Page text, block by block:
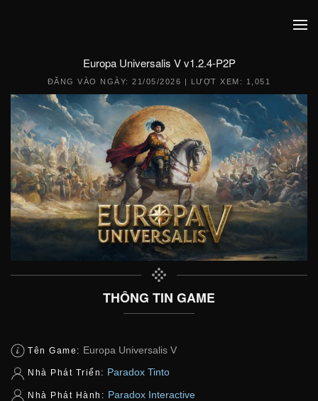
Europa Universalis V v1.2.4-P2P
ĐĂNG VÀO NGÀY:21/05/2026 | LƯỢT XEM: 1,051
THÔNG TIN GAME
Tên Game: Europa Universalis V
Nhà Phát Triển: Paradox Tinto
Nhà Phát Hành: Paradox Interactive